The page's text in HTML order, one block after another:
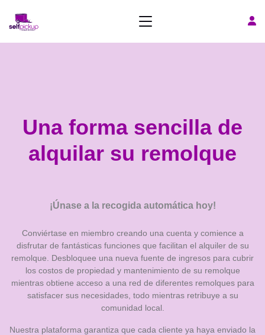
Una forma sencilla de
alquilar su remolque
¡Únase a la recogida automática hoy!
Conviértase en miembro creando una cuenta y comience a
disfrutar de fantásticas funciones que facilitan el alquiler de su
remolque. Desbloquee una nueva fuente de ingresos para cubrir
los costos de propiedad y mantenimiento de su remolque
mientras obtiene acceso a una red de diferentes remolques para
satisfacer sus necesidades, todo mientras retribuye a su
comunidad local.
Nuestra plataforma garantiza que cada cliente ya haya enviado la